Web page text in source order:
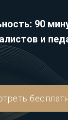
90
и